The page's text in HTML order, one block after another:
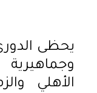
يحظى
الأهلي